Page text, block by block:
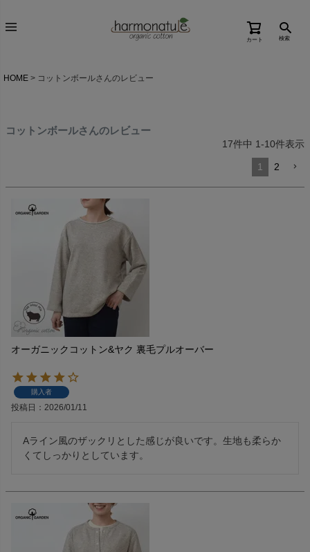
カート 検索
HOME コットンボールさんのレビュー
コットンボールさんのレビュー
17件中 1-10件表示
1 2
オーガニックコットン&ヤク 裏毛プルオーバー
購入者
投稿日 2026/01/11
Aライン風のザックリとした感じが良いです。生地も柔らか
くてしっかりとしています。